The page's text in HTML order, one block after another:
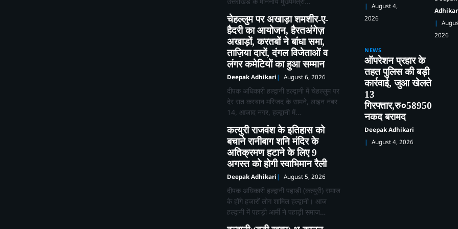
चेहल्लुम पर अखाड़ा शमशीर-ए-
हैदरी का आयोजन, हैरतअंगेज़
अखाड़ों, करतबों ने बांधा समा,
ताज़िया दारों, दंगल विजेताओं व
लंगर कमेटियों का हुआ सम्मान
Deepak Adhikari August 6, 2026
दीपक अधिकारी हल्द्वानी हल्द्वानी में चेहल्लुम पर
देर रात कस्बान मस्जिद के सामने, लाइन नंबर
14, आजाद नगर, हल्द्वानी में…
कत्युरी राजवंश के इतिहास को
बचाने रानीबाग शनि मंदिर के
अतिक्रमण हटाने के लिए 9
अगस्त को होगी स्वाभिमान रैली
Deepak Adhikari August 5, 2026
दीपक अधिकारी हल्द्वानी पहाड़ी (कत्युरी) समाज
के होंगे हजारों लोग शामिल हल्द्वानी। आज
हल्द्वानी में पहाड़ी आर्मी ने पहाड़ी समाज…
August 4,
2026
2026
NEWS
ऑपरेशन प्रहार के
तहत पुलिस की बड़ी
कार्रवाई, जुआ खेलते
13
गिरफ्तार,रु०58950
नकद बरामद
Deepak Adhikari
August 4, 2026